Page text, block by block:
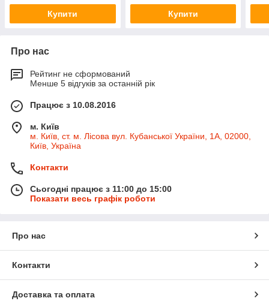
Купити Купити
Про нас
Рейтинг не сформований
Менше 5 відгуків за останній рік
Працює з 10.08.2016
м. Київ
м. Київ, ст. м. Лісова вул. Кубанської України, 1А, 02000,
Київ, Україна
Контакти
Сьогодні працює з 11:00 до 15:00
Показати весь графік роботи
Про нас
Контакти
Доставка та оплата